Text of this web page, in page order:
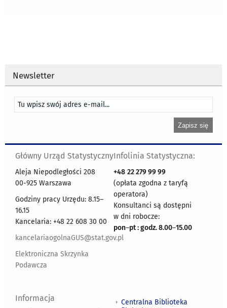
Newsletter
Główny Urząd Statystyczny
Aleja Niepodległości 208
00-925 Warszawa
Godziny pracy Urzędu: 8.15–
16.15
Kancelaria: +48 22 608 30 00
kancelariaogolnaGUS@stat.gov.pl
Elektroniczna Skrzynka
Podawcza
Infolinia Statystyczna:
+48 22 279 99 99
(opłata zgodna z taryfą
operatora)
Konsultanci są dostępni
w dni robocze:
pon–pt : godz. 8.00–15.00
Informacja
Centralna Biblioteka